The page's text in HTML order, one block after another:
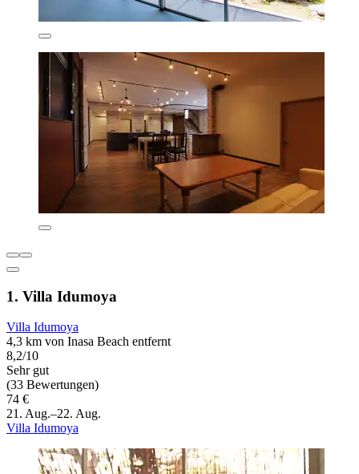
1. Villa Idumoya
Villa Idumoya
4,3 km von Inasa Beach entfernt
8,2/10
Sehr gut
(33 Bewertungen)
74 €
21. Aug.–22. Aug.
Villa Idumoya